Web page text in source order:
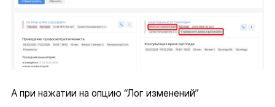
А при нажатии на опцию “Лог изменений”